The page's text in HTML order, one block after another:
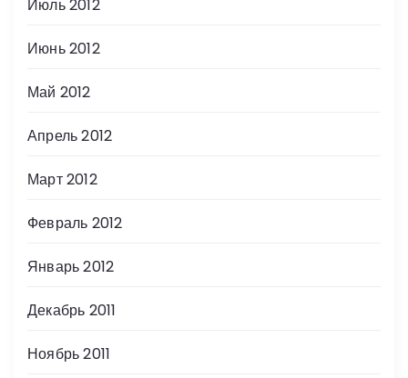
Июль 2012
Июнь 2012
Май 2012
Апрель 2012
Март 2012
Февраль 2012
Январь 2012
Декабрь 2011
Ноябрь 2011